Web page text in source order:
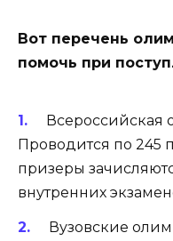
Вот перечень
помочь при
Проводится по 245
призеры
внутренних
Вузовские